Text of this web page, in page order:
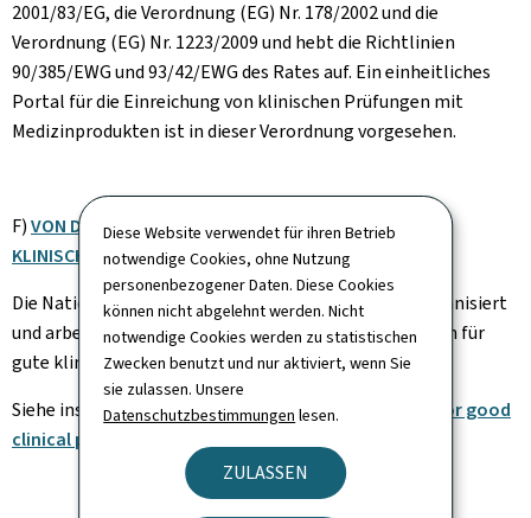
Diese Website verwendet für ihren Betrieb
notwendige Cookies, ohne Nutzung
personenbezogener Daten. Diese Cookies
können nicht abgelehnt werden. Nicht
notwendige Cookies werden zu statistischen
Zwecken benutzt und nur aktiviert, wenn Sie
sie zulassen. Unsere
Datenschutzbestimmungen lesen.
ZULASSEN
2001/83/EG, die Verordnung (EG) Nr. 178/2002 und die
Verordnung (EG) Nr. 1223/2009 und hebt die Richtlinien
90/385/EWG und 93/42/EWG des Rates auf. Ein einheitliches
Portal für die Einreichung von klinischen Prüfungen mit
Medizinprodukten ist in dieser Verordnung vorgesehen.
F)VON DER ICH AUFGESTELLTE REGELN ZUR GUTEN
KLINISCHEN PRAXIS
Die Nationale Ethikkommission für Forschung ist organisiert
und arbeitet nach den von der ICH festgelegten Regeln für
gute klinische Praxis.
Siehe insbesondere die folgende Leitlinie :
Guideline for good
clinical practice E6(R3).